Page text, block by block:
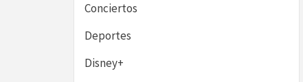
Conciertos
Deportes
Disney+